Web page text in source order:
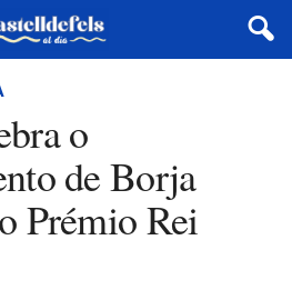
o
de Borja
Prémio Rei